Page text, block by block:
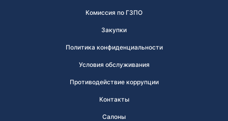
Комиссия по ГЗПО
Закупки
Политика конфиденциальности
Условия обслуживания
Противодействие коррупции
Контакты
Салоны